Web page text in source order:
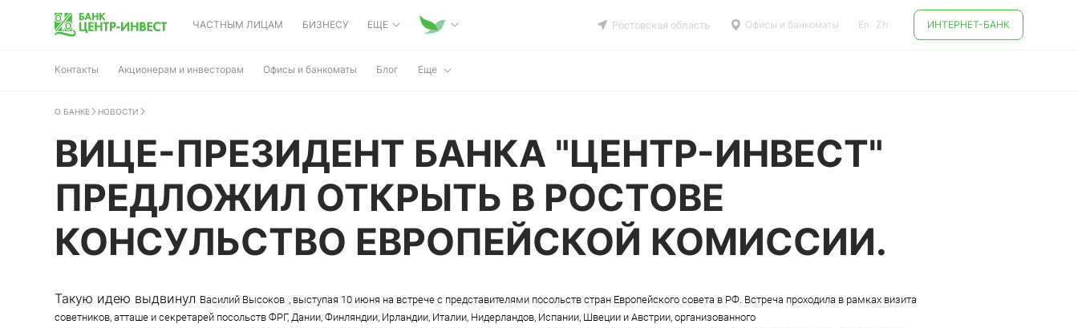
ЧАСТНЫМ ЛИЦАМ БИЗНЕСУ ЕЩЕ Ростовская область Офисы и банкоматы En Zh ИНТЕРНЕТ-БАНК
Контакты Акционерам и инвесторам Офисы и банкоматы Блог Еще
О БАНКЕ НОВОСТИ
ВИЦЕ-ПРЕЗИДЕНТ БАНКА "ЦЕНТР-ИНВЕСТ"
ПРЕДЛОЖИЛ ОТКРЫТЬ В РОСТОВЕ
КОНСУЛЬСТВО ЕВРОПЕЙСКОЙ КОМИССИИ.
Такую идею выдвинул Василий Высоков , выступая 10 июня на встрече с представителями посольств стран Европейского совета в РФ. Встреча проходила в рамках визита
советников, атташе и секретарей посольств ФРГ, Дании, Финляндии, Ирландии, Италии, Нидерландов, Испании, Швеции и Австрии, организованного